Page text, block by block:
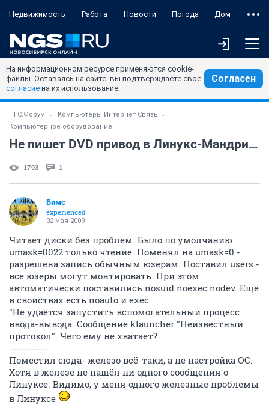
Недвижимость Работа Новости Погода Дом
На информационном ресурсе применяются cookie-
файлы. Оставаясь на сайте, вы подтверждаете свое
согласие на их использование.
Согласен
НГС.Форум
Компьютеры Интернет Связь
Компьютерное оборудование
Не пишет DVD привод в Линукс-Мандриве
1793 1
Бимс
experienced
02 мая 2009
Читает диски без проблем. Было по умолчанию
umask=0022 только чтение. Поменял на umask=0 -
разрешена запись обычным юзерам. Поставил users -
все юзеры могут монтировать. При этом
автоматически поставились nosuid noexec nodev. Ещё
в свойствах есть noauto и exec.
"Не удаётся запустить вспомогательный процесс
ввода-вывода. Сообщение klauncher "Неизвестный
протокол". Чего ему не хватает?
-----------
Поместил сюда- железо всё-таки, а не настройка ОС.
Хотя в железе не нашёл ни одного сообщения о
Линуксе. Видимо, у меня одного железные проблемы
в Линуксе